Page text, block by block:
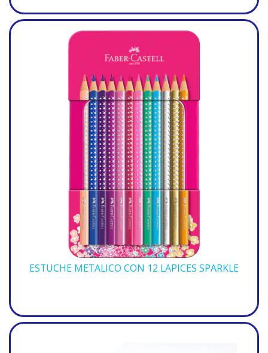
ESTUCHE METALICO CON 12 LAPICES SPARKLE